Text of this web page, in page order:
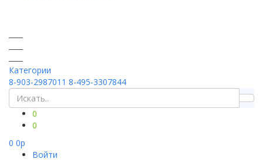
Категории
8-903-2987011 8-495-3307844
0
0
0 0p
Войти